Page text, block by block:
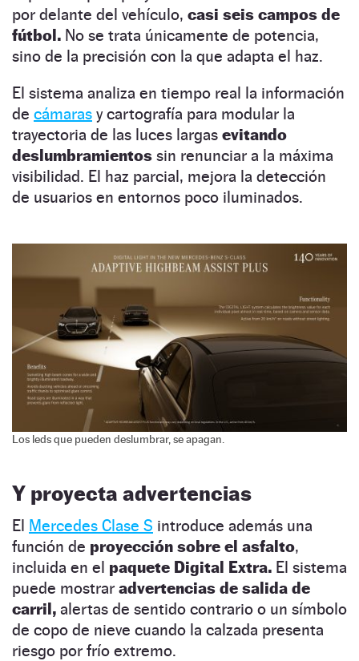
por delante del vehículo, casi seis campos de
fútbol. No se trata únicamente de potencia,
sino de la precisión con la que adapta el haz.
El sistema analiza en tiempo real la información
de cámaras y cartografía para modular la
trayectoria de las luces largas evitando
deslumbramientos sin renunciar a la máxima
visibilidad. El haz parcial, mejora la detección
de usuarios en entornos poco iluminados.
Los leds que pueden deslumbrar, se apagan.
Y proyecta advertencias
El Mercedes Clase S introduce además una
función de proyección sobre el asfalto,
incluida en el paquete Digital Extra. El sistema
puede mostrar advertencias de salida de
carril, alertas de sentido contrario o un símbolo
de copo de nieve cuando la calzada presenta
riesgo por frío extremo.